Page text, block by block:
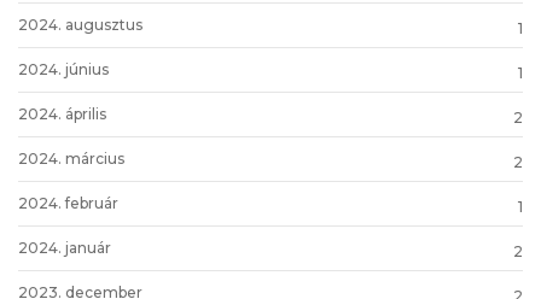
2024. augusztus 1
2024. június 1
2024. április 2
2024. március 2
2024. február 1
2024. január 2
2023. december